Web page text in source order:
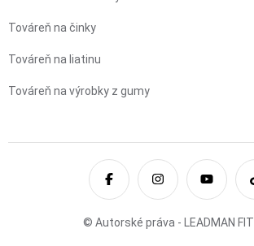
Továreň na činky
Továreň na liatinu
Továreň na výrobky z gumy
© Autorské práva - LEADMAN